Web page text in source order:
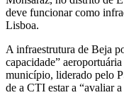
deve funcionar como
Lisboa.
A infraestrutura de Beja
capacidade”
município, liderado pelo
de a CTI estar a “avaliar